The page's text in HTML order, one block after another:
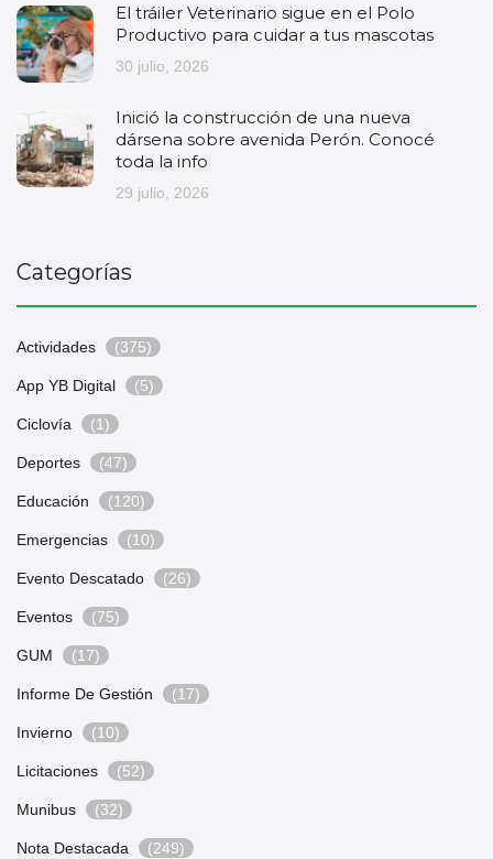
El tráiler Veterinario sigue en el Polo
Productivo para cuidar a tus mascotas
30 julio, 2026
Inició la construcción de una nueva
dársena sobre avenida Perón. Conocé
toda la info
29 julio, 2026
Categorías
Actividades (375)
App YB Digital (5)
Ciclovía (1)
Deportes (47)
Educación (120)
Emergencias (10)
Evento Descatado (26)
Eventos (75)
GUM (17)
Informe De Gestión (17)
Invierno (10)
Licitaciones (52)
Munibus (32)
Nota Destacada (249)